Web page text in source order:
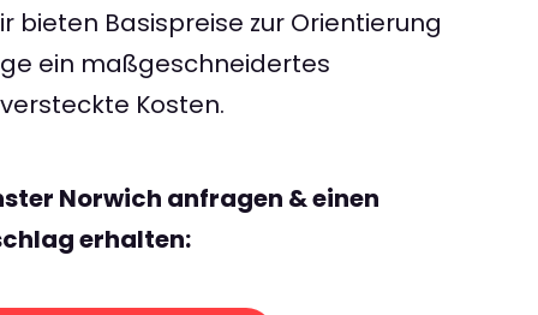
bieten Basispreise zur Orientierung
ein maßgeschneidertes
Kosten.
Norwich anfragen & einen
erhalten: